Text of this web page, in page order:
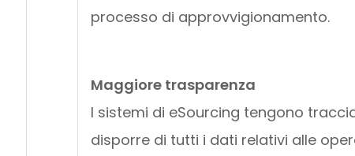
processo di approvvigionamento.
Maggiore trasparenza
I sistemi di eSourcing tengono
disporre di tutti i dati relativi alle